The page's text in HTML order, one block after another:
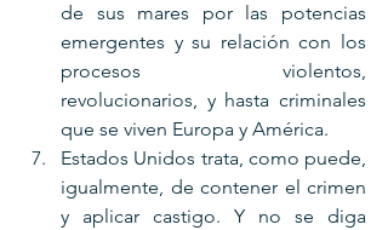
de sus mares por las potencias
emergentes y su relación con los
procesos violentos,
revolucionarios, y hasta criminales
que se viven Europa y América.
Estados Unidos trata, como puede,
igualmente, de contener el crimen
y aplicar castigo. Y no se diga